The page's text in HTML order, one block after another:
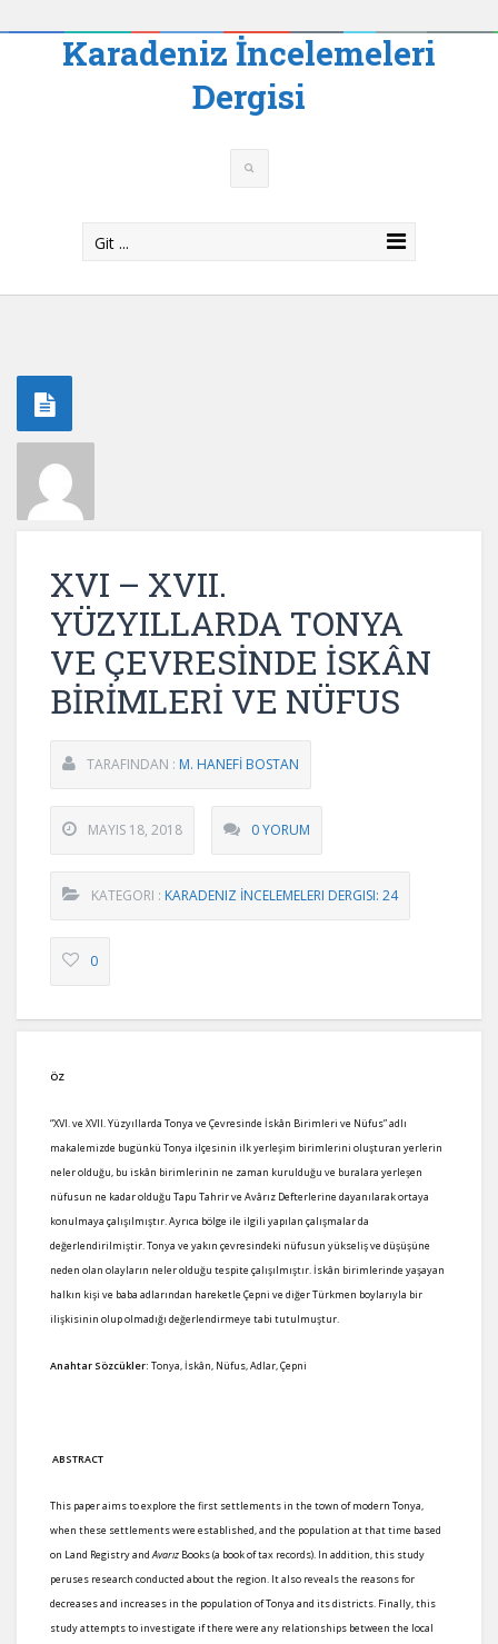
Karadeniz İncelemeleri
Dergisi
Git ...
XVI – XVII.
YÜZYILLARDA TONYA
VE ÇEVRESİNDE İSKÂN
BİRİMLERİ VE NÜFUS
TARAFINDAN : M. HANEFİ BOSTAN
MAYIS 18, 2018 0 YORUM
KATEGORI : KARADENIZ İNCELEMELERI DERGISI: 24
0
ÖZ
“XVI. ve XVII. Yüzyıllarda Tonya ve Çevresinde İskân Birimleri ve Nüfus” adlı
makalemizde bugünkü Tonya ilçesinin ilk yerleşim birimlerini oluşturan yerlerin
neler olduğu, bu iskân birimlerinin ne zaman kurulduğu ve buralara yerleşen
nüfusun ne kadar olduğu Tapu Tahrir ve Avârız Defterlerine dayanılarak ortaya
konulmaya çalışılmıştır. Ayrıca bölge ile ilgili yapılan çalışmalar da
değerlendirilmiştir. Tonya ve yakın çevresindeki nüfusun yükseliş ve düşüşüne
neden olan olayların neler olduğu tespite çalışılmıştır. İskân birimlerinde yaşayan
halkın kişi ve baba adlarından hareketle Çepni ve diğer Türkmen boylarıyla bir
ilişkisinin olup olmadığı değerlendirmeye tabi tutulmuştur.
Anahtar Sözcükler: Tonya, İskân, Nüfus, Adlar, Çepni
ABSTRACT
This paper aims to explore the first settlements in the town of modern Tonya,
when these settlements were established, and the population at that time based
on Land Registry andAvarız Books (a book of tax records). In addition, this study
peruses research conducted about the region. It also reveals the reasons for
decreases and increases in the population of Tonya and its districts. Finally, this
study attempts to investigate if there were any relationships between the local